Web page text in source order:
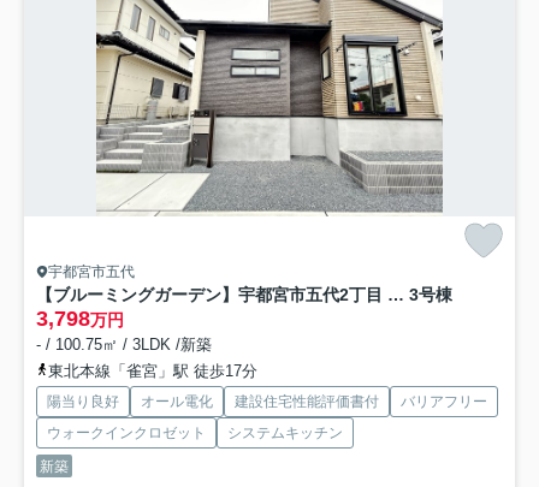
宇都宮市五代
【ブルーミングガーデン】宇都宮市五代2丁目 全3棟 3号棟
3,798万円
- / 100.75㎡ / 3LDK /新築
東北本線「雀宮」駅 徒歩17分
陽当り良好 オール電化 建設住宅性能評価書付
バリアフリー
ウォークインクロゼット
システムキッチン
新築